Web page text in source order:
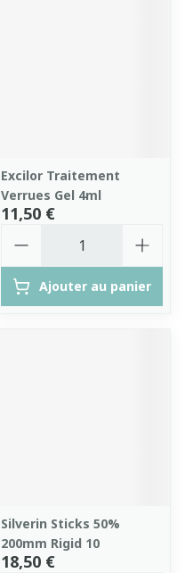
Excilor Traitement
Verrues Gel 4ml
11,50 €
Ajouter au panier
Silverin Sticks 50%
200mm Rigid 10
18,50 €